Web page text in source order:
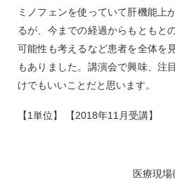
ミノフェンを使っていて肝機能上
るが、今までの経過からもともと
可能性も考えるなど患者を全体を
もありました。講演会で興味、注
けでもいいことだと思います。
【1単位】 【2018年11月受講】
医療現